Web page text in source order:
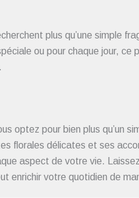
plus qu’une simple
ou pour chaque jour,
optez pour bien plus qu’un
florales délicates et ses
aspect de votre vie.
enrichir votre quotidien de